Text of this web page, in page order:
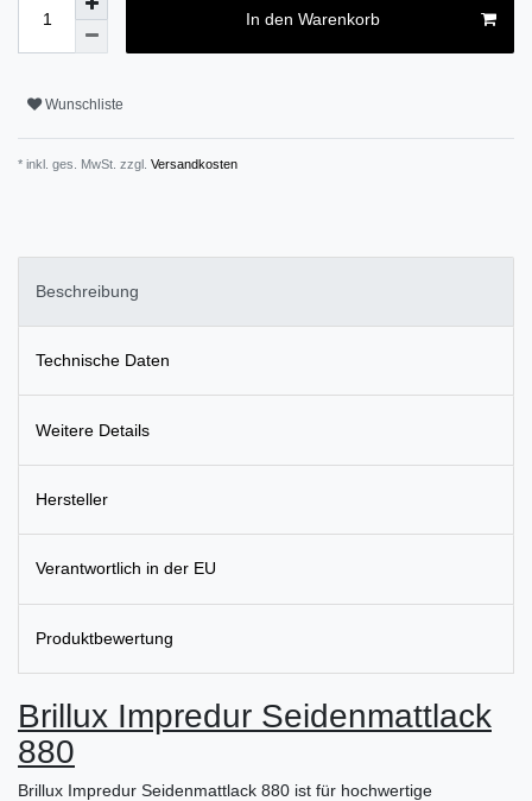
In den Warenkorb
Wunschliste
* inkl. ges. MwSt. zzgl. Versandkosten
Beschreibung
Technische Daten
Weitere Details
Hersteller
Verantwortlich in der EU
Produktbewertung
Brillux Impredur Seidenmattlack
880
Brillux Impredur Seidenmattlack 880 ist für hochwertige